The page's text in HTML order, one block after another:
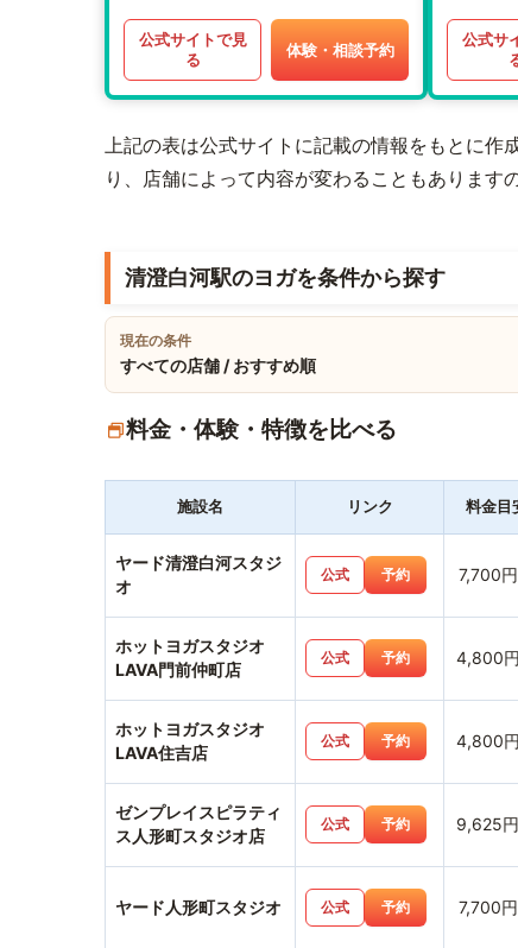
公式サイトで見
る
体験・相談予約
公式サ
上記の表は公式サイトに記載の情報をもとに作
り、店舗によって内容が変わることもあります
清澄白河駅のヨガを条件から探す
現在の条件
すべての店舗 / おすすめ順
料金・体験・特徴を比べる
施設名 リンク 料金目
ヤード清澄白河スタジ
オ
公式 予約 7,700
ホットヨガスタジオ
LAVA門前仲町店
公式 予約 4,800
ホットヨガスタジオ
LAVA住吉店
公式 予約 4,800
ゼンプレイスピラティ
ス人形町スタジオ店
公式 予約 9,625
ヤード人形町スタジオ 公式 予約 7,700